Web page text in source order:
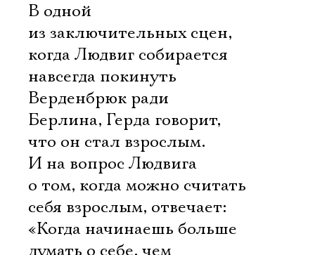
В одной
из заключительных сцен,
когда Людвиг собирается
навсегда покинуть
Верденбрюк ради
Берлина, Герда говорит,
что он стал взрослым.
И на вопрос Людвига
о том, когда можно считать
себя взрослым, отвечает:
«Когда начинаешь больше
думать о себе, чем